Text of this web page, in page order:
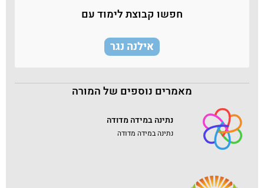
חפשו קבוצת לימוד עם
אילנה נגר
מאמרים נוספים של המורה
נתינה במידה מדודה
נתינה במידה מדודה